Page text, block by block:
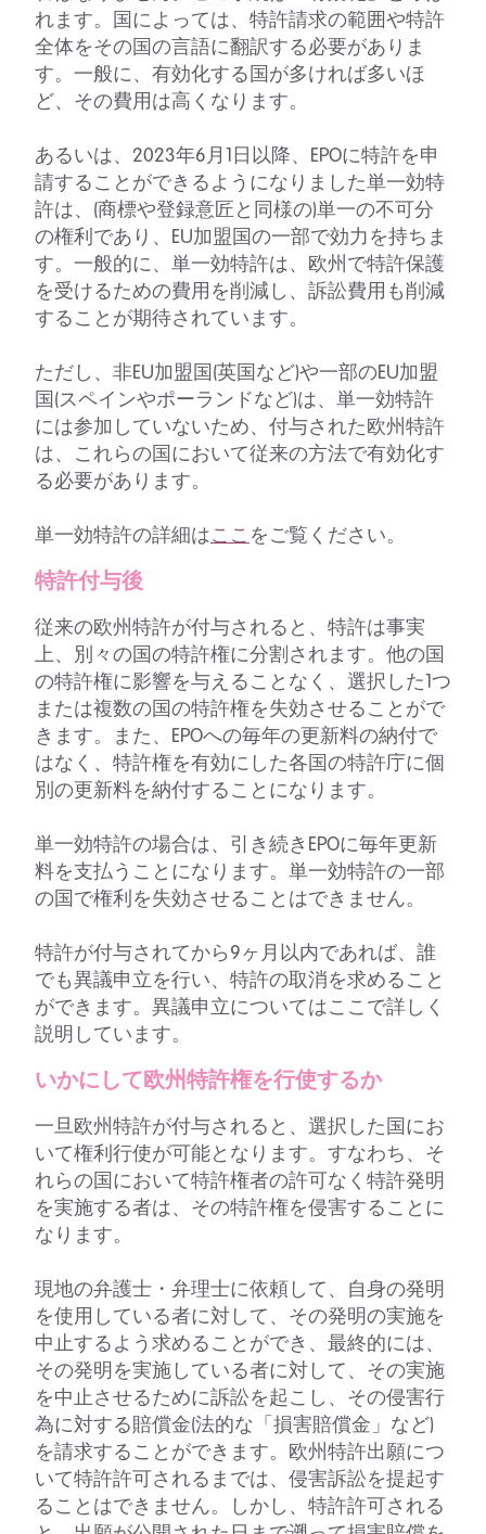
れます。国によっては、特許請求の範囲や特許
全体をその国の言語に翻訳する必要がありま
す。一般に、有効化する国が多ければ多いほ
ど、その費用は高くなります。
あるいは、2023年6月1日以降、EPOに特許を申
請することができるようになりました単一効特
許は、(商標や登録意匠と同様の)単一の不可分
の権利であり、EU加盟国の一部で効力を持ちま
す。一般的に、単一効特許は、欧州で特許保護
を受けるための費用を削減し、訴訟費用も削減
することが期待されています。
ただし、非EU加盟国(英国など)や一部のEU加盟
国(スペインやポーランドなど)は、単一効特許
には参加していないため、付与された欧州特許
は、これらの国において従来の方法で有効化す
る必要があります。
単一効特許の詳細はここ をご覧ください。
特許付与後
従来の欧州特許が付与されると、特許は事実
上、別々の国の特許権に分割されます。他の国
の特許権に影響を与えることなく、選択した1つ
または複数の国の特許権を失効させることがで
きます。また、EPOへの毎年の更新料の納付で
はなく、特許権を有効にした各国の特許庁に個
別の更新料を納付することになります。
単一効特許の場合は、引き続きEPOに毎年更新
料を支払うことになります。単一効特許の一部
の国で権利を失効させることはできません。
特許が付与されてから9ヶ月以内であれば、誰
でも異議申立を行い、特許の取消を求めること
ができます。異議申立についてはここで詳しく
説明しています。
いかにして欧州特許権を行使するか
一旦欧州特許が付与されると、選択した国にお
いて権利行使が可能となります。すなわち、そ
れらの国において特許権者の許可なく特許発明
を実施する者は、その特許権を侵害することに
なります。
現地の弁護士・弁理士に依頼して、自身の発明
を使用している者に対して、その発明の実施を
中止するよう求めることができ、最終的には、
その発明を実施している者に対して、その実施
を中止させるために訴訟を起こし、その侵害行
為に対する賠償金(法的な「損害賠償金」など)
を請求することができます。欧州特許出願につ
いて特許許可されるまでは、侵害訴訟を提起す
ることはできません。しかし、特許許可される